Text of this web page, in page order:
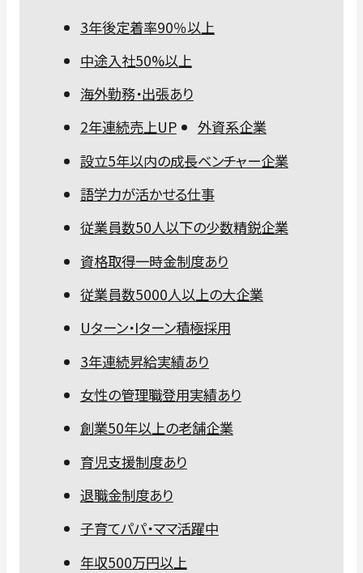
3年後定着率90％以上
中途入社50%以上
海外勤務・出張あり
2年連続売上UP
外資系企業
設立5年以内の成長ベンチャー企業
語学力が活かせる仕事
従業員数50人以下の少数精鋭企業
資格取得一時金制度あり
従業員数5000人以上の大企業
Uターン・Iターン積極採用
3年連続昇給実績あり
女性の管理職登用実績あり
創業50年以上の老舗企業
育児支援制度あり
退職金制度あり
子育てパパ・ママ活躍中
年収500万円以上